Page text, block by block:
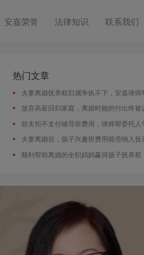
安嘉荣誉 法律知识 联系我们
热门文章
夫妻离婚抚养权归属争执不下，安嘉律师帮
放弃高薪回归家庭，离婚时她的付出终被认可！赵丽和李凤影律师为
前夫拒不支付辅导班费用，律师帮委托
夫妻离婚后，孩子兴趣班费用能否纳入抚
顺利帮助离婚的全职妈妈赢得孩子抚养权